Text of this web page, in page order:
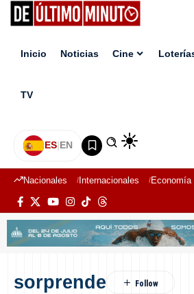
Inicio Noticias Cine
TV
ES|EN
Nacionales Internacionales Economía
sorprende